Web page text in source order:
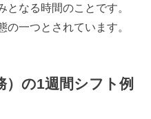
となる時間のことです。
一つとされています。
）の1週間シフト例